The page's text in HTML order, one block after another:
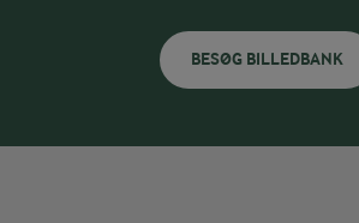
BESØG BILLEDBANK